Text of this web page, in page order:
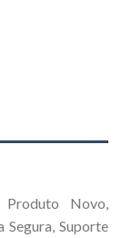
, Produto Novo,
Suporte